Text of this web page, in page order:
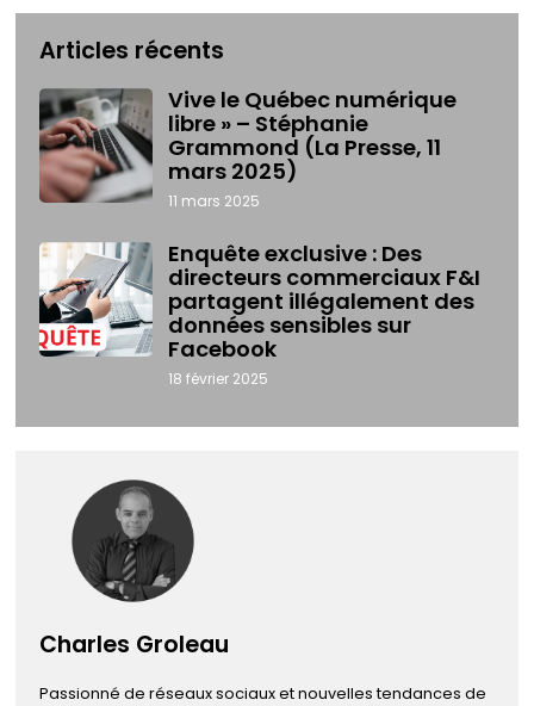
Articles récents
Vive le Québec numérique
libre » – Stéphanie
Grammond (La Presse, 11
mars 2025)
11 mars 2025
Enquête exclusive : Des
directeurs commerciaux F&I
partagent illégalement des
données sensibles sur
Facebook
18 février 2025
Charles Groleau
Passionné de réseaux sociaux et nouvelles tendances de